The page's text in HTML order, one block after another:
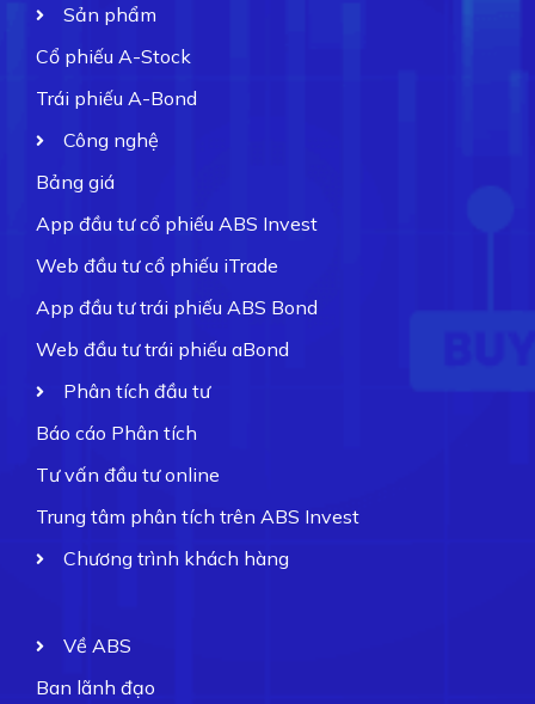
Sản phẩm
Cổ phiếu A-Stock
Trái phiếu A-Bond
Công nghệ
Bảng giá
App đầu tư cổ phiếu ABS Invest
Web đầu tư cổ phiếu iTrade
App đầu tư trái phiếu ABS Bond
Web đầu tư trái phiếu aBond
Phân tích đầu tư
Báo cáo Phân tích
Tư vấn đầu tư online
Trung tâm phân tích trên ABS Invest
Chương trình khách hàng
Về ABS
Ban lãnh đạo